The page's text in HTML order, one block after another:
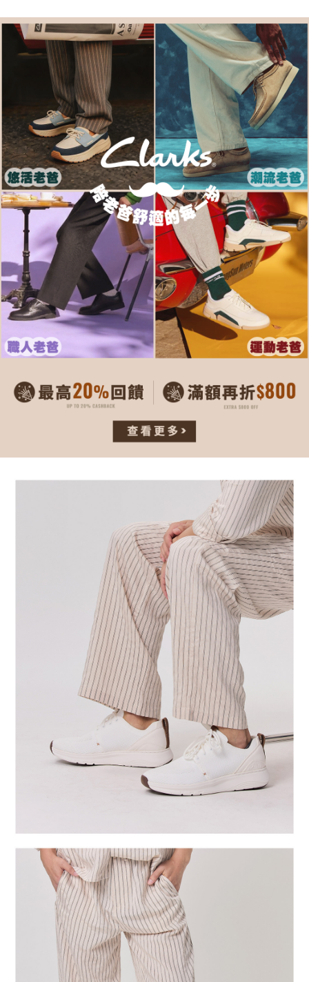
※ 請注意：結帳手續完成當下不需立刻繳費，但若您需要取消訂單，請聯絡
購買商品的店家。未經商家同意取消之訂單仍視為有效，需透過AFTEE先享
後付繳納相關費用。
※ 交易是否成功請以「AFTEE先享後付 」之結帳頁面顯示為準，若有關於
是否繳費成功／繳費後需取消欲退款等相關疑問，請聯繫「AFTEE先享後付
客戶支援中心」
https://netprotections.freshdesk.com/support/home
【注意事項】
１．透過由恩沛科技股份有限公司提供之「AFTEE先享後付」服務完成之交
易，需依本服務之必要範圍內提供個人資料，並將交易相關給付款項請求債
權轉讓予恩沛科技股份有限公司。
２．關於個人資料處理事宜，請瀏覽以下網址：
https://aftee.tw/terms/#terms3
３．未成年的使用者請事先徵得法定代理人或監護人之同意方可使用
「AFTEE先享後付」，若未經同意申辦者引起之損失，本公司不負相關責
任。
４．使用「AFTEE先享後付」時，將依據個別帳號之用戶狀況，依本公司即
時審查核予不同之上限額度；若仍有額度不足之情形，本公司將視審查結果
請求用戶進行身份認證。
５．嚴禁一人註冊多個帳號或使用他人資訊註冊。若發現惡意使用之情形，
恩沛科技股份有限公司將有權停止該用戶之使用額度並採取法律行動。
付款後7-11取貨
每筆NT$80，滿NT$1,000(含以上)免運費
宅配
每筆NT$80，滿NT$1,000(含以上)免運費
每筆NT$120，滿NT$1,000(含以上)免運費